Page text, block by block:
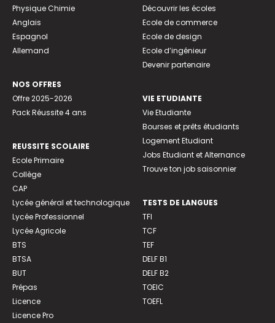
Physique Chimie
Anglais
Espagnol
Allemand
NOS OFFRES
Offre 2025-2026
Pack Réussite 4 ans
REUSSITE SCOLAIRE
Ecole Primaire
Collège
CAP
Lycée général et technologique
Lycée Professionnel
Lycée Agricole
BTS
BTSA
BUT
Prépas
Licence
Licence Pro
Découvrir les écoles
Ecole de commerce
Ecole de design
Ecole d’ingénieur
Devenir partenaire
VIE ETUDIANTE
Vie Etudiante
Bourses et prêts étudiants
Logement Etudiant
Jobs Etudiant et Alternance
Trouve ton job saisonnier
TESTS DE LANGUES
TFI
TCF
TEF
DELF B1
DELF B2
TOEIC
TOEFL